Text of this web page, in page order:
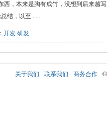
西，本来是胸有成竹，没想到后来越
结，以至......
开发 研发
关于我们 联系我们 商务合作